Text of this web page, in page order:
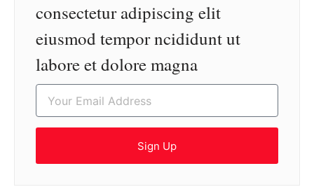
consectetur adipiscing elit
eiusmod tempor ncididunt ut
labore et dolore magna
Sign Up